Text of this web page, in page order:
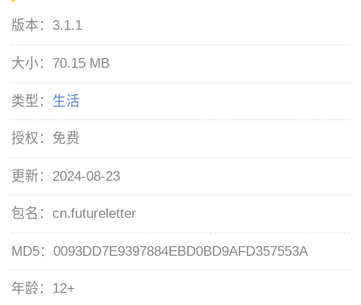
版本： 3.1.1
大小： 70.15 MB
类型： 生活
授权： 免费
更新： 2024-08-23
包名：cn.futureletter
MD5：0093DD7E9397884EBD0BD9AFD357553A
年龄： 12+